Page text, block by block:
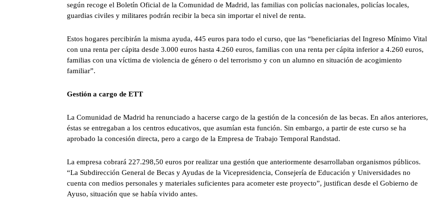
según recoge el Boletín Oficial de la Comunidad de Madrid, las familias con policías nacionales, policías locales,
guardias civiles y militares podrán recibir la beca sin importar el nivel de renta.
Estos hogares percibirán la misma ayuda, 445 euros para todo el curso, que las “beneficiarias del Ingreso Mínimo Vital
con una renta per cápita desde 3.000 euros hasta 4.260 euros, familias con una renta per cápita inferior a 4.260 euros,
familias con una víctima de violencia de género o del terrorismo y con un alumno en situación de acogimiento
familiar”.
Gestión a cargo de ETT
La Comunidad de Madrid ha renunciado a hacerse cargo de la gestión de la concesión de las becas. En años anteriores,
éstas se entregaban a los centros educativos, que asumían esta función. Sin embargo, a partir de este curso se ha
aprobado la concesión directa, pero a cargo de la Empresa de Trabajo Temporal Randstad.
La empresa cobrará 227.298,50 euros por realizar una gestión que anteriormente desarrollaban organismos públicos.
“La Subdirección General de Becas y Ayudas de la Vicepresidencia, Consejería de Educación y Universidades no
cuenta con medios personales y materiales suficientes para acometer este proyecto”, justifican desde el Gobierno de
Ayuso, situación que se había vivido antes.